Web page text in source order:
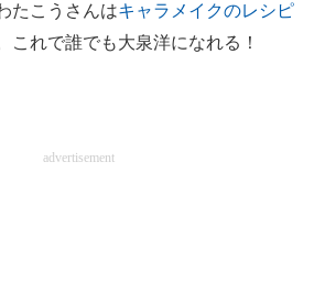
たこうさんはキャラメイクのレシピ
これで誰でも大泉洋になれる！
advertisement